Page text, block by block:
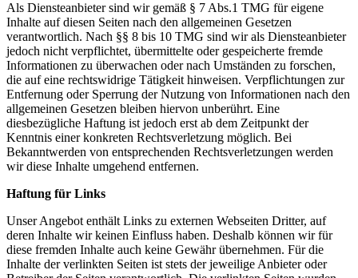
Als Diensteanbieter sind wir gemäß § 7 Abs.1 TMG für eigene
Inhalte auf diesen Seiten nach den allgemeinen Gesetzen
verantwortlich. Nach §§ 8 bis 10 TMG sind wir als Diensteanbieter
jedoch nicht verpflichtet, übermittelte oder gespeicherte fremde
Informationen zu überwachen oder nach Umständen zu forschen,
die auf eine rechtswidrige Tätigkeit hinweisen. Verpflichtungen zur
Entfernung oder Sperrung der Nutzung von Informationen nach den
allgemeinen Gesetzen bleiben hiervon unberührt. Eine
diesbezügliche Haftung ist jedoch erst ab dem Zeitpunkt der
Kenntnis einer konkreten Rechtsverletzung möglich. Bei
Bekanntwerden von entsprechenden Rechtsverletzungen werden
wir diese Inhalte umgehend entfernen.
Haftung für Links
Unser Angebot enthält Links zu externen Webseiten Dritter, auf
deren Inhalte wir keinen Einfluss haben. Deshalb können wir für
diese fremden Inhalte auch keine Gewähr übernehmen. Für die
Inhalte der verlinkten Seiten ist stets der jeweilige Anbieter oder